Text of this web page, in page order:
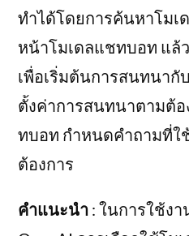
ทำได้โดยการค้นหาโมเ
หน้าโมเดลแชทบอท แล้ว
เพื่อเริ่มต้นการสนทนา
ตั้งค่าการสนทนาตามต้อ
ทบอท กำหนดคำถามที่ใ
ต้องการ
คำแนะนำ : ในการใช้งา